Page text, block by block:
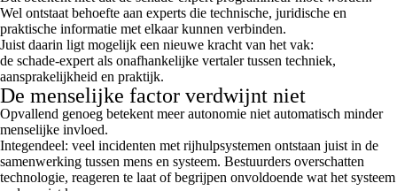
Wel ontstaat behoefte aan experts die technische, juridische en
praktische informatie met elkaar kunnen verbinden.
Juist daarin ligt mogelijk een nieuwe kracht van het vak:
de schade-expert als onafhankelijke vertaler tussen techniek,
aansprakelijkheid en praktijk.
De menselijke factor verdwijnt niet
Opvallend genoeg betekent meer autonomie niet automatisch minder
menselijke invloed.
Integendeel: veel incidenten met rijhulpsystemen ontstaan juist in de
samenwerking tussen mens en systeem. Bestuurders overschatten
technologie, reageren te laat of begrijpen onvoldoende wat het systeem